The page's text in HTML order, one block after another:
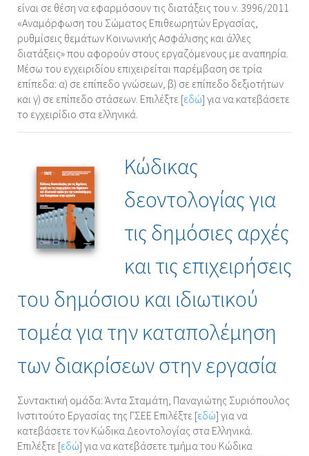
είναι σε θέση να εφαρμόσουν τις διατάξεις του ν. 3996/2011
«Αναμόρφωση του Σώματος Επιθεωρητών Εργασίας,
ρυθμίσεις θεμάτων Κοινωνικής Ασφάλισης και άλλες
διατάξεις» που αφορούν στους εργαζόμενους με αναπηρία.
Μέσω του εγχειριδίου επιχειρείται παρέμβαση σε τρία
επίπεδα: α) σε επίπεδο γνώσεων, β) σε επίπεδο δεξιοτήτων
και γ) σε επίπεδο στάσεων. Επιλέξτε [εδώ] για να κατεβάσετε
το εγχειρίδιο στα ελληνικά.
Κώδικας
δεοντολογίας για
τις δημόσιες αρχές
και τις επιχειρήσεις
του δημόσιου και ιδιωτικού
τομέα για την καταπολέμηση
των διακρίσεων στην εργασία
Συντακτική ομάδα: Άντα Σταμάτη, Παναγιώτης Συριόπουλος
Ινστιτούτο Εργασίας της ΓΣΕΕ Επιλέξτε [εδώ] για να
κατεβάσετε τoν Κώδικα Δεοντολογίας στα Eλληνικά.
Επιλέξτε [εδώ] για να κατεβάσετε τμήμα του Κώδικα